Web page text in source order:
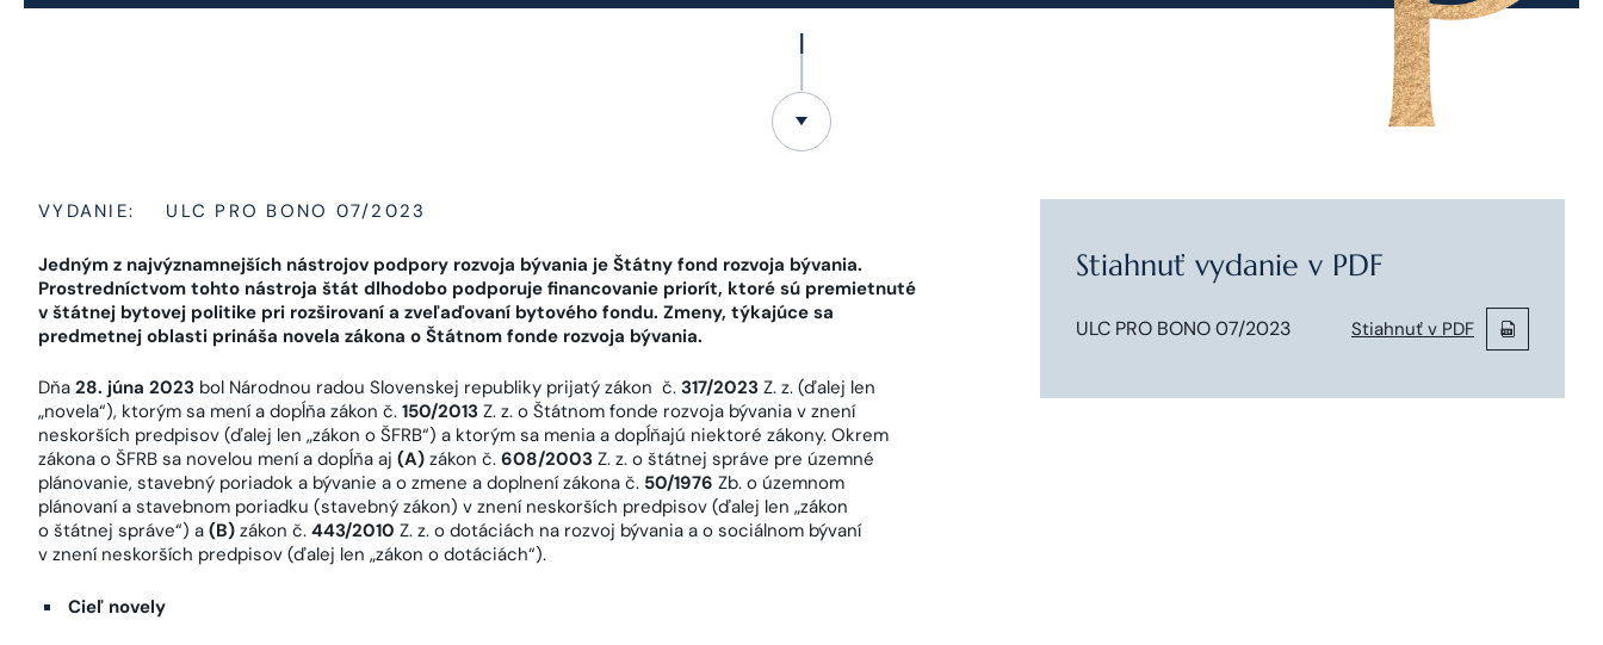
VYDANIE: ULC PRO BONO 07/2023
Jedným z najvýznamnejších nástrojov podpory rozvoja bývania je Štátny fond rozvoja bývania.
Prostredníctvom tohto nástroja štát dlhodobo podporuje financovanie priorít, ktoré sú premietnuté
v štátnej bytovej politike pri rozširovaní a zveľaďovaní bytového fondu. Zmeny, týkajúce sa
predmetnej oblasti prináša novela zákona o Štátnom fonde rozvoja bývania.
Dňa 28. júna 2023 bol Národnou radou Slovenskej republiky prijatý zákon č. 317/2023 Z. z. (ďalej len
„novela“), ktorým sa mení a dopĺňa zákon č. 150/2013 Z. z. o Štátnom fonde rozvoja bývania v znení
neskorších predpisov (ďalej len „zákon o ŠFRB“) a ktorým sa menia a dopĺňajú niektoré zákony. Okrem
zákona o ŠFRB sa novelou mení a dopĺňa aj (A) zákon č. 608/2003 Z. z. o štátnej správe pre územné
plánovanie, stavebný poriadok a bývanie a o zmene a doplnení zákona č. 50/1976 Zb. o územnom
plánovaní a stavebnom poriadku (stavebný zákon) v znení neskorších predpisov (ďalej len „zákon
o štátnej správe“) a (B) zákon č. 443/2010 Z. z. o dotáciách na rozvoj bývania a o sociálnom bývaní
v znení neskorších predpisov (ďalej len „zákon o dotáciách“).
Cieľ novely
Stiahnuť vydanie v PDF
ULC PRO BONO 07/2023 Stiahnuť v PDF